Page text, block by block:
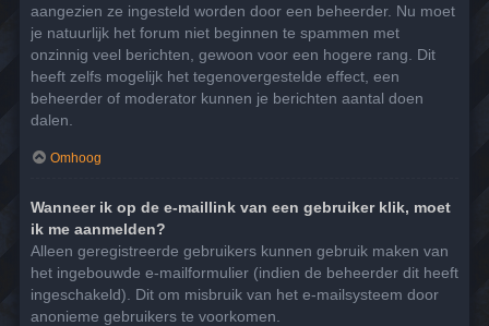
aangezien ze ingesteld worden door een beheerder. Nu moet
je natuurlijk het forum niet beginnen te spammen met
onzinnig veel berichten, gewoon voor een hogere rang. Dit
heeft zelfs mogelijk het tegenovergestelde effect, een
beheerder of moderator kunnen je berichten aantal doen
dalen.
Omhoog
Wanneer ik op de e-maillink van een gebruiker klik, moet
ik me aanmelden?
Alleen geregistreerde gebruikers kunnen gebruik maken van
het ingebouwde e-mailformulier (indien de beheerder dit heeft
ingeschakeld). Dit om misbruik van het e-mailsysteem door
anonieme gebruikers te voorkomen.